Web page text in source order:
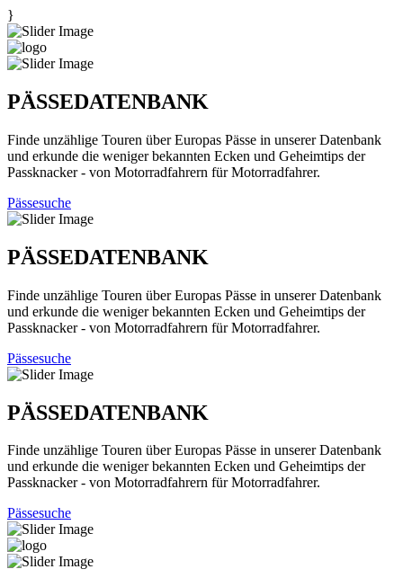
}
PÄSSEDATENBANK
Finde unzählige Touren über Europas Pässe in unserer Datenbank
und erkunde die weniger bekannten Ecken und Geheimtips der
Passknacker - von Motorradfahrern für Motorradfahrer.
Pässesuche
PÄSSEDATENBANK
Finde unzählige Touren über Europas Pässe in unserer Datenbank
und erkunde die weniger bekannten Ecken und Geheimtips der
Passknacker - von Motorradfahrern für Motorradfahrer.
Pässesuche
PÄSSEDATENBANK
Finde unzählige Touren über Europas Pässe in unserer Datenbank
und erkunde die weniger bekannten Ecken und Geheimtips der
Passknacker - von Motorradfahrern für Motorradfahrer.
Pässesuche